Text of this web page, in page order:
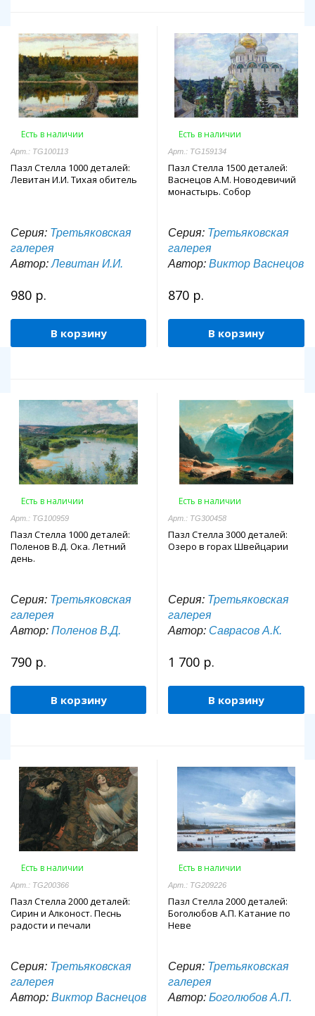
Есть в наличии
Арт.: TG100113
Пазл Стелла 1000 деталей:
Левитан И.И. Тихая обитель
Серия: Третьяковская
галерея
Автор:Левитан И.И.
980 р.
В корзину
Есть в наличии
Арт.: TG159134
Пазл Стелла 1500 деталей:
Васнецов А.М. Новодевичий
монастырь. Собор
Серия: Третьяковская
галерея
Автор: Виктор Васнецов
870 р.
В корзину
Есть в наличии
Арт.: TG100959
Пазл Стелла 1000 деталей:
Поленов В.Д. Ока. Летний
день.
Серия: Третьяковская
галерея
Автор: Поленов В.Д.
790 р.
В корзину
Есть в наличии
Арт.: TG300458
Пазл Стелла 3000 деталей:
Озеро в горах Швейцарии
Серия: Третьяковская
галерея
Автор: Саврасов А.К.
1 700 р.
В корзину
Есть в наличии
Арт.: TG200366
Пазл Стелла 2000 деталей:
Сирин и Алконост. Песнь
радости и печали
Серия: Третьяковская
галерея
Автор: Виктор Васнецов
Есть в наличии
Арт.: TG209226
Пазл Стелла 2000 деталей:
Боголюбов А.П. Катание по
Неве
Серия: Третьяковская
галерея
Автор: Боголюбов А.П.